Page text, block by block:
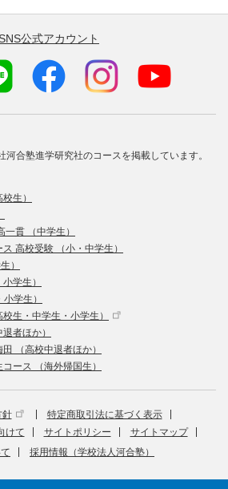
SNS公式アカウント
合塾進学研究社のコースを掲載しています。
生）
貫 （中学生）
高校受験 （小・中学生）
）
学生）
学生）
生・中学生・小学生）
者ほか）
（高校中退者ほか）
ース （海外帰国生）
針
特定商取引法に基づく表示
けて
サイトポリシー
サイトマップ
採用情報（学校法人河合塾）